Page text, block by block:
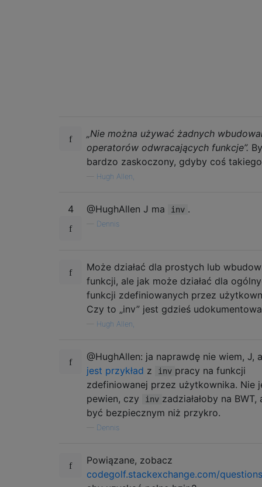
„Nie można używać żadnych
operatorów odwracających funkcje”.
bardzo zaskoczony, gdyby coś takiego
Hugh Allen,
4 @HughAllen J ma inv .
Dennis
Może działać dla prostych lub
funkcji, ale jak może działać dla
funkcji zdefiniowanych przez
Czy to „inv” jest gdzieś
Hugh Allen,
@HughAllen: ja naprawdę nie wiem, J,
jest przykład z inv pracy na funkcji
zdefiniowanej przez użytkownika. Nie
pewien, czy
inv zadziałałoby na
być bezpiecznym niż przykro.
Dennis
Powiązane, zobacz
codegolf.stackexchange.com/